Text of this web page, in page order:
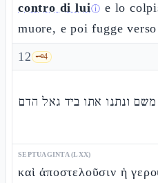
contro di luiⓘ e lo
muore, e poi fugge
12 🗝️4
משם ונתנו אתו ביד גאל הדם
SEPTUAGINTA (LXX)
καὶ ἀποστελοῦσιν ἡ